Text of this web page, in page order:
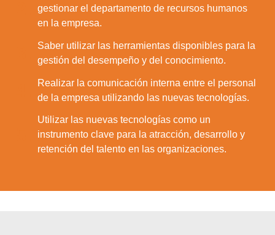
gestionar el departamento de recursos humanos
en la empresa.
Saber utilizar las herramientas disponibles para la
gestión del desempeño y del conocimiento.
Realizar la comunicación interna entre el personal
de la empresa utilizando las nuevas tecnologías.
Utilizar las nuevas tecnologías como un
instrumento clave para la atracción, desarrollo y
retención del talento en las organizaciones.